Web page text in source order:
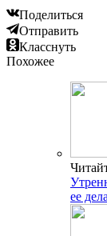
Поделиться
Отправить
Класснуть
Похожее
ее